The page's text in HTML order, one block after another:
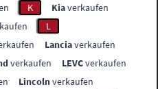
K Kiaverkaufen
L
Lanciaverkaufen
verkaufen LEVCverkaufen
Lincolnverkaufen